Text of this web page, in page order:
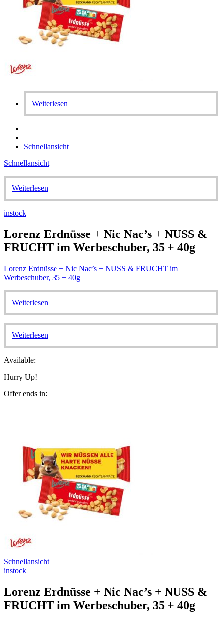
Weiterlesen
Schnellansicht
Schnellansicht
Weiterlesen
instock
Lorenz Erdnüsse + Nic Nac’s + NUSS &
FRUCHT im Werbeschuber, 35 + 40g
Lorenz Erdnüsse + Nic Nac’s + NUSS & FRUCHT im
Werbeschuber, 35 + 40g
Weiterlesen
Weiterlesen
Available:
Hurry Up!
Offer ends in:
Schnellansicht
instock
Lorenz Erdnüsse + Nic Nac’s + NUSS &
FRUCHT im Werbeschuber, 35 + 40g